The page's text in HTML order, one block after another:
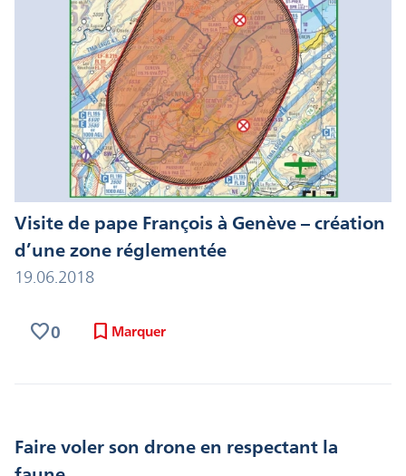
Visite de pape François à Genève – création
d’une zone réglementée
19.06.2018
favorite0 bookmark Marquer
Faire voler son drone en respectant la